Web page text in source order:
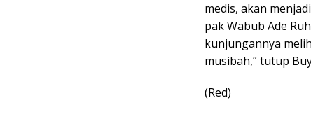
medis, akan
pak Wabub Ade
kunjungannya
musibah,” tutup
(Red)